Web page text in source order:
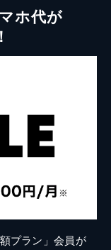
ホ代が
プラン」会員が